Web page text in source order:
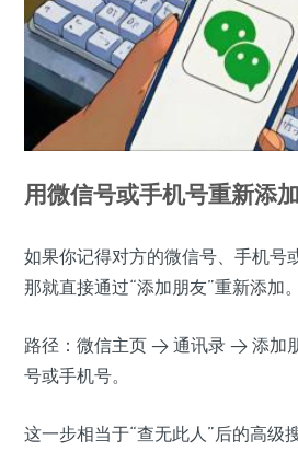
用微信号或手机号重新添
如果你记得对方的微信号、手机号
那就直接通过“添加朋友”重新添加。
路径：微信主页 > 通讯录 > 添加
号或手机号。
这一步相当于“查无此人”后的高级